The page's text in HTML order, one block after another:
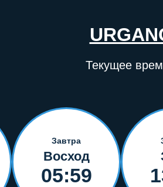
Текущее
Завтра
Восход
05:59